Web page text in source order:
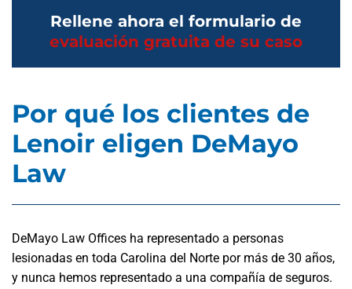
Rellene ahora el formulario de
evaluación gratuita de su caso
Por qué los clientes de
Lenoir eligen DeMayo
Law
DeMayo Law Offices ha representado a personas
lesionadas en toda Carolina del Norte por más de 30 años,
y nunca hemos representado a una compañía de seguros.